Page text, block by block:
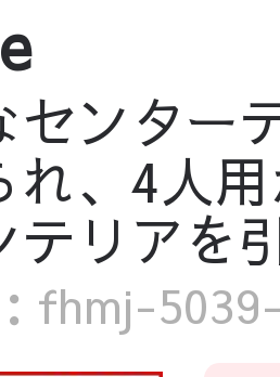
センター
れ、4人
リアを
fhmj-